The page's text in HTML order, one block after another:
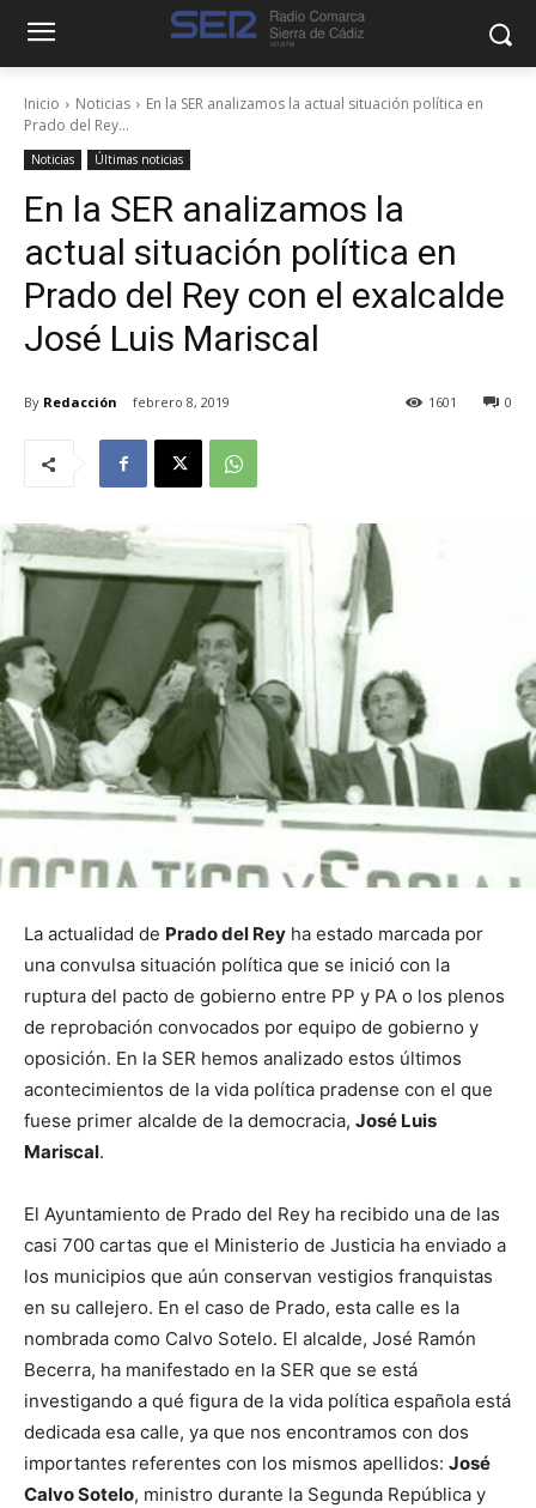
Inicio Noticias
En la SER analizamos la actual situación política en
Prado del Rey...
Noticias Últimas noticias
En la SER analizamos la
actual situación política en
Prado del Rey con el exalcalde
José Luis Mariscal
By Redacción febrero 8, 2019 0
1601
La actualidad de Prado del Rey ha estado marcada por
una convulsa situación política que se inició con la
ruptura del pacto de gobierno entre PP y PA o los plenos
de reprobación convocados por equipo de gobierno y
oposición. En la SER hemos analizado estos últimos
acontecimientos de la vida política pradense con el que
fuese primer alcalde de la democracia, José Luis
Mariscal.
El Ayuntamiento de Prado del Rey ha recibido una de las
casi 700 cartas que el Ministerio de Justicia ha enviado a
los municipios que aún conservan vestigios franquistas
en su callejero. En el caso de Prado, esta calle es la
nombrada como Calvo Sotelo. El alcalde, José Ramón
Becerra, ha manifestado en la SER que se está
investigando a qué figura de la vida política española está
dedicada esa calle, ya que nos encontramos con dos
importantes referentes con los mismos apellidos: José
Calvo Sotelo, ministro durante la Segunda República y